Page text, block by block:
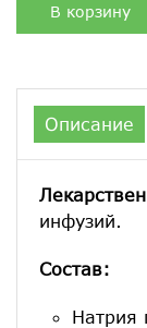
В корзину
Описание
инфузий.
Состав:
Натрия